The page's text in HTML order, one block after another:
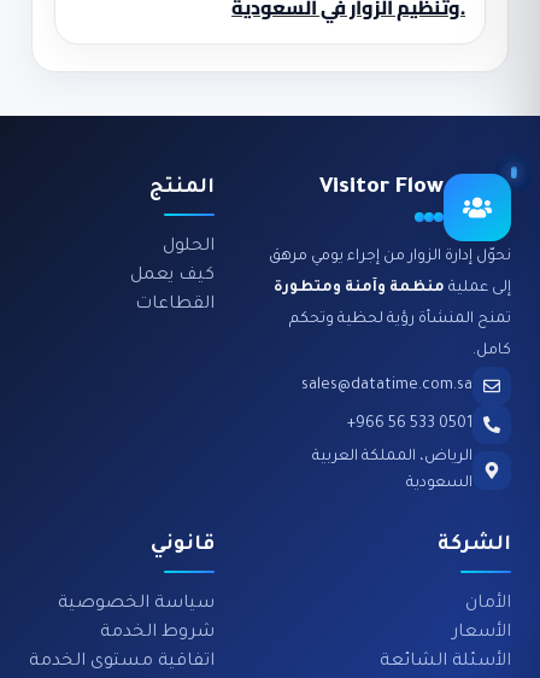
Visitor Flow
نحوّل إدارة الزوار من إجراء يومي مرهق
إلى عملية منظمة وآمنة ومتطورة
تمنح المنشأة رؤية لحظية وتحكم
كامل.
sales@datatime.com.sa
0501 533 56 966+
الرياض، المملكة العربية
السعودية
المنتج
الحلول
كيف يعمل
القطاعات
الشركة
الأمان
الأسعار
الأسئلة الشائعة
قانوني
سياسة الخصوصية
شروط الخدمة
اتفاقية مستوى الخدمة